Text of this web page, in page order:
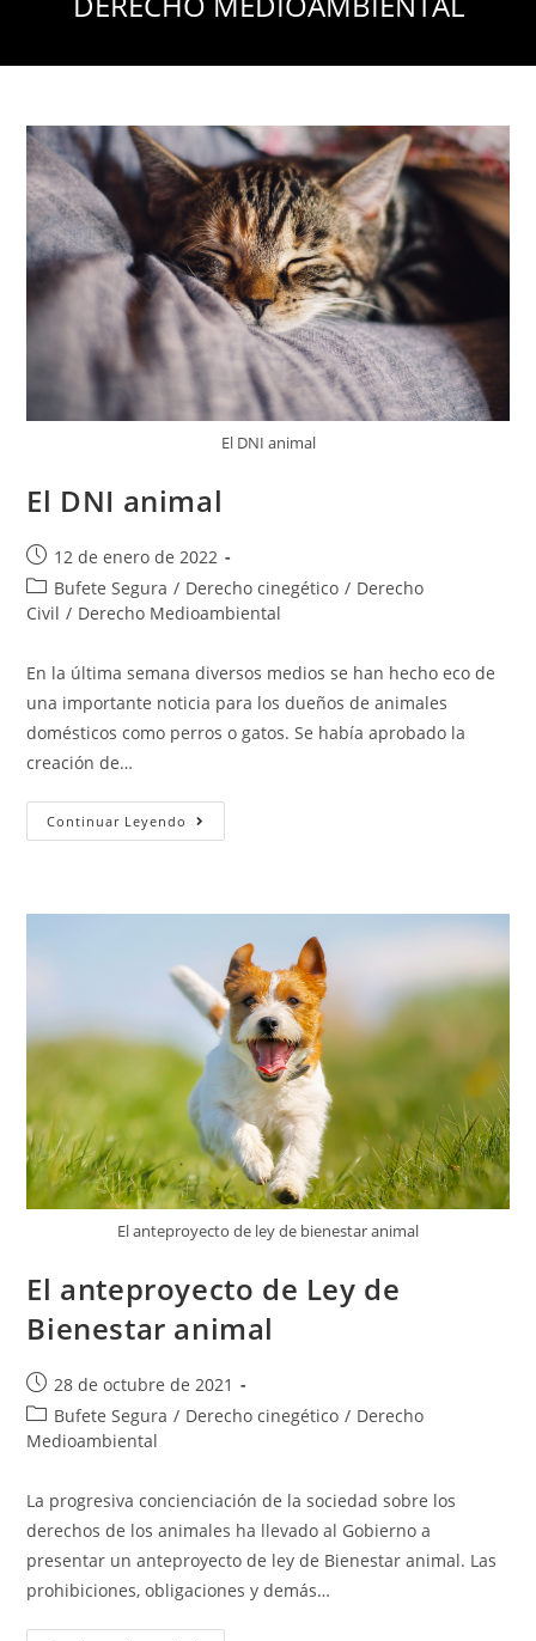
El DNI animal
El DNI animal
12 de enero de 2022
Bufete Segura / Derecho cinegético / Derecho
Civil / Derecho Medioambiental
En la última semana diversos medios se han hecho eco de
una importante noticia para los dueños de animales
domésticos como perros o gatos. Se había aprobado la
creación de…
Continuar Leyendo
El anteproyecto de ley de bienestar animal
El anteproyecto de Ley de
Bienestar animal
28 de octubre de 2021
Bufete Segura / Derecho cinegético / Derecho
Medioambiental
La progresiva concienciación de la sociedad sobre los
derechos de los animales ha llevado al Gobierno a
presentar un anteproyecto de ley de Bienestar animal. Las
prohibiciones, obligaciones y demás…